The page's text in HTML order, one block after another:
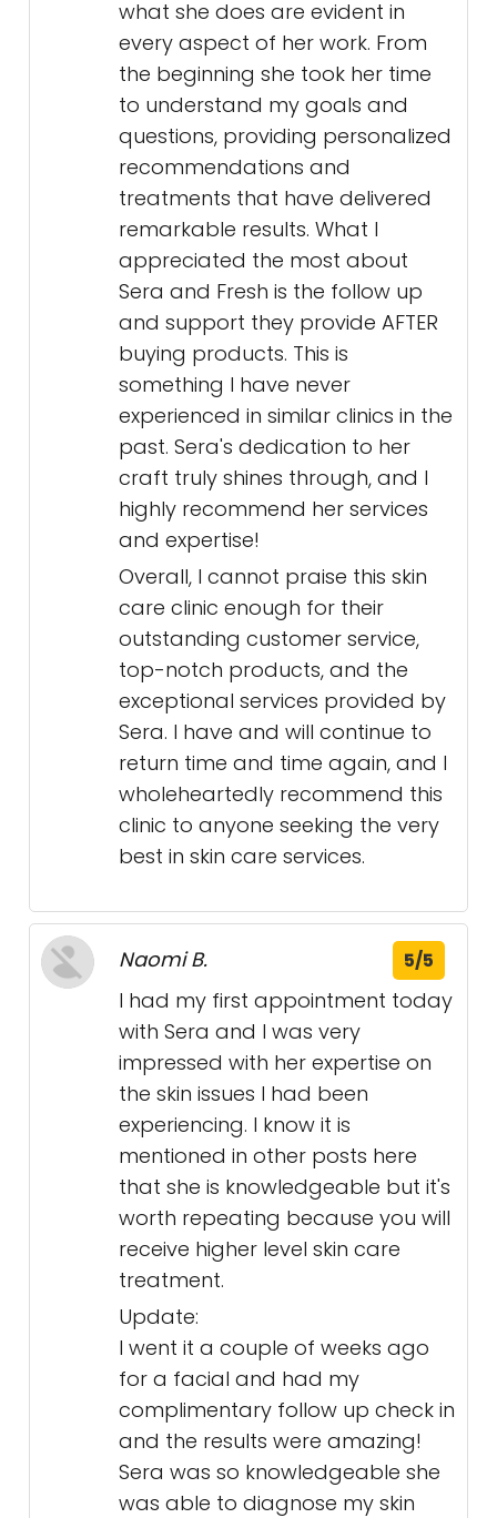
what she does are evident in
every aspect of her work. From
the beginning she took her time
to understand my goals and
questions, providing personalized
recommendations and
treatments that have delivered
remarkable results. What I
appreciated the most about
Sera and Fresh is the follow up
and support they provide AFTER
buying products. This is
something I have never
experienced in similar clinics in the
past. Sera's dedication to her
craft truly shines through, and I
highly recommend her services
and expertise!
Overall, I cannot praise this skin
care clinic enough for their
outstanding customer service,
top-notch products, and the
exceptional services provided by
Sera. I have and will continue to
return time and time again, and I
wholeheartedly recommend this
clinic to anyone seeking the very
best in skin care services.
Naomi B. 5/5
I had my first appointment today
with Sera and I was very
impressed with her expertise on
the skin issues I had been
experiencing. I know it is
mentioned in other posts here
that she is knowledgeable but it's
worth repeating because you will
receive higher level skin care
treatment.
Update:
I went it a couple of weeks ago
for a facial and had my
complimentary follow up check in
and the results were amazing!
Sera was so knowledgeable she
was able to diagnose my skin